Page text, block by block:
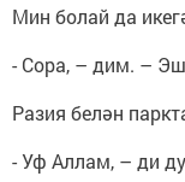
Мин болай да
- Сора, – дим. –
Разия белән
- Уф Аллам, – ди